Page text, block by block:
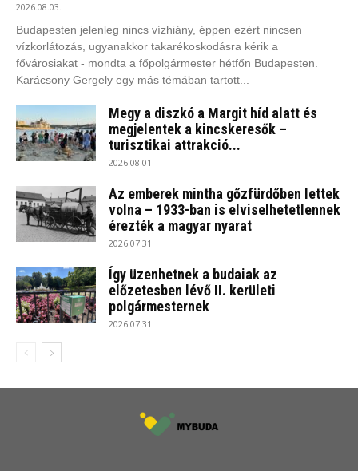
2026.08.03.
Budapesten jelenleg nincs vízhiány, éppen ezért nincsen
vízkorlátozás, ugyanakkor takarékoskodásra kérik a
fővárosiakat - mondta a főpolgármester hétfőn Budapesten.
Karácsony Gergely egy más témában tartott...
Megy a diszkó a Margit híd alatt és
megjelentek a kincskeresők –
turisztikai attrakció...
2026.08.01.
Az emberek mintha gőzfürdőben lettek
volna – 1933-ban is elviselhetetlennek
érezték a magyar nyarat
2026.07.31.
Így üzenhetnek a budaiak az
előzetesben lévő II. kerületi
polgármesternek
2026.07.31.